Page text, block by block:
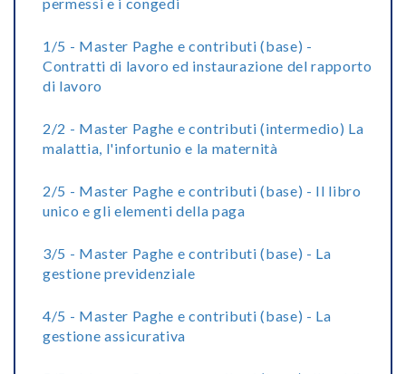
1/5 - Master Paghe e contributi (base) -
Contratti di lavoro ed instaurazione del rapporto
di lavoro
2/2 - Master Paghe e contributi (intermedio) La
malattia, l'infortunio e la maternità
2/5 - Master Paghe e contributi (base) - Il libro
unico e gli elementi della paga
3/5 - Master Paghe e contributi (base) - La
gestione previdenziale
4/5 - Master Paghe e contributi (base) - La
gestione assicurativa